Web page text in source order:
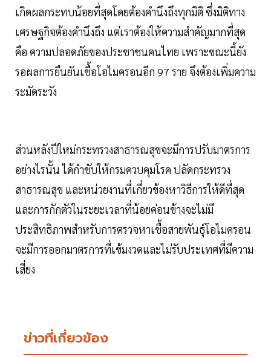
เกิดผลกระทบน้อยที่สุดโดยต้องคำนึงถึงทุกมิติ ซึ่งมิติทาง
เศรษฐกิจต้องคำนึงถึง แต่เราต้องให้ความสำคัญมากที่สุด
คือ ความปลอดภัยของประชาชนคนไทย เพราะขณะนี้ยัง
รอผลการยืนยันเชื้อโอไมครอนอีก 97 ราย จึงต้องเพิ่มความ
ระมัดระวัง
ส่วนหลังปีใหม่กระทรวงสาธารณสุขจะมีการปรับมาตรการ
อย่างไรนั้น ได้กำชับให้กรมควบคุมโรค ปลัดกระทรวง
สาธารณสุข และหน่วยงานที่เกี่ยวข้องหาวิธีการให้ดีที่สุด
และการกักตัวในระยะเวลาที่น้อยค่อนข้างจะไม่มี
ประสิทธิภาพสำหรับการตรวจหาเชื้อสายพันธุ์โอไมครอน
จะมีการออกมาตรการที่เข้มงวดและไม่รับประเทศที่มีความ
เสี่ยง
ข่าวที่เกี่ยวข้อง